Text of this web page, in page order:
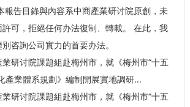
報告目錄與內容系中商產業研讨院原創，未
可，拒絕任何办法復制、轉載。 在此，我
咨詢公司實力的首要办法。
讨院課題組赴梅州市，就《梅州市“十五
產業體系規劃》編制開展實地調研...
讨院課題組赴梅州市，就《梅州市“十五